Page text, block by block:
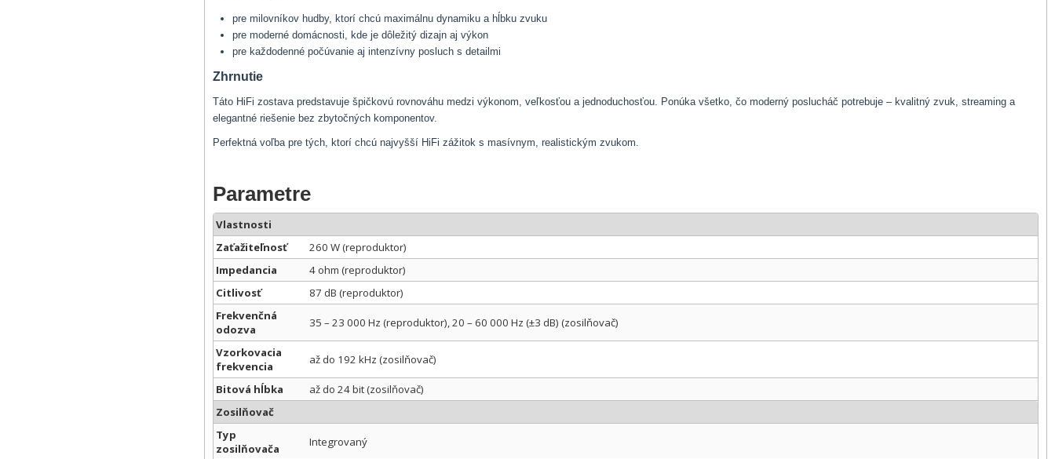
pre milovníkov hudby, ktorí chcú maximálnu dynamiku a hĺbku zvuku
pre moderné domácnosti, kde je dôležitý dizajn aj výkon
pre každodenné počúvanie aj intenzívny posluch s detailmi
Zhrnutie
Táto HiFi zostava predstavuje špičkovú rovnováhu medzi výkonom, veľkosťou a jednoduchosťou. Ponúka všetko, čo moderný poslucháč potrebuje – kvalitný zvuk, streaming a
elegantné riešenie bez zbytočných komponentov.
Perfektná voľba pre tých, ktorí chcú najvyšší HiFi zážitok s masívnym, realistickým zvukom.
Parametre
Vlastnosti
Zaťažiteľnosť
260 W (reproduktor)
Impedancia
4 ohm (reproduktor)
Citlivosť
87 dB (reproduktor)
Frekvenčná
odozva
35 – 23 000 Hz (reproduktor), 20 – 60 000 Hz (±3 dB) (zosilňovač)
Vzorkovacia
frekvencia
až do 192 kHz (zosilňovač)
Bitová hĺbka
až do 24 bit (zosilňovač)
Zosilňovač
Typ
zosilňovača
Integrovaný